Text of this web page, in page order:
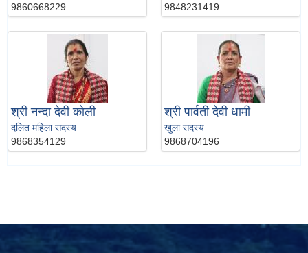
9860668229
9848231419
श्री नन्दा देवी कोली
दलित महिला सदस्य
9868354129
श्री पार्वती देवी धामी
खुला सदस्य
9868704196